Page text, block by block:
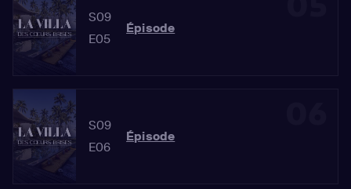
S09
E05
Épisode
S09
E06
Épisode